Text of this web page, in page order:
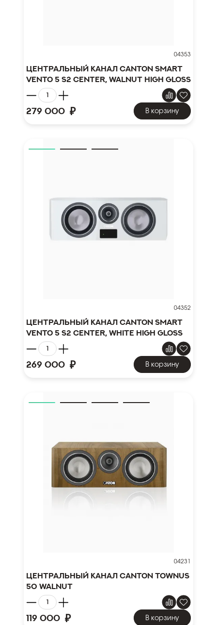
04353
Центральный канал Canton Smart
Vento 5 S2 Center, walnut high gloss
279 000 ₽ В корзину
04352
Центральный канал Canton Smart
Vento 5 S2 Center, white high gloss
269 000 ₽ В корзину
04231
Центральный канал Canton TOWNUS
50 walnut
119 000 ₽ В корзину